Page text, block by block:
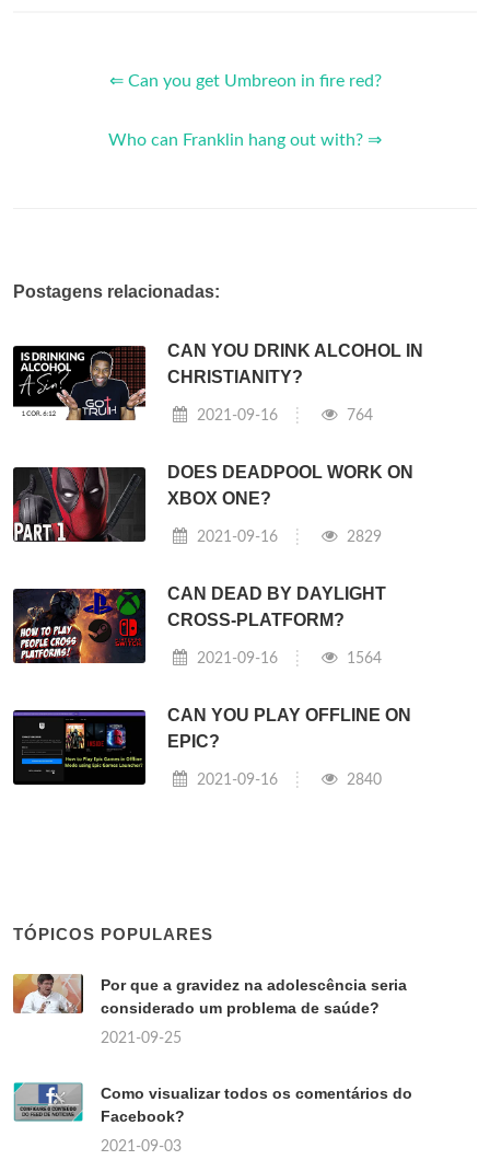
⇐ Can you get Umbreon in fire red?
Who can Franklin hang out with? ⇒
Postagens relacionadas:
CAN YOU DRINK ALCOHOL IN
CHRISTIANITY?
2021-09-16 764
DOES DEADPOOL WORK ON
XBOX ONE?
2021-09-16 2829
CAN DEAD BY DAYLIGHT
CROSS-PLATFORM?
2021-09-16 1564
CAN YOU PLAY OFFLINE ON
EPIC?
2021-09-16 2840
TÓPICOS POPULARES
Por que a gravidez na adolescência seria
considerado um problema de saúde?
2021-09-25
Como visualizar todos os comentários do
Facebook?
2021-09-03